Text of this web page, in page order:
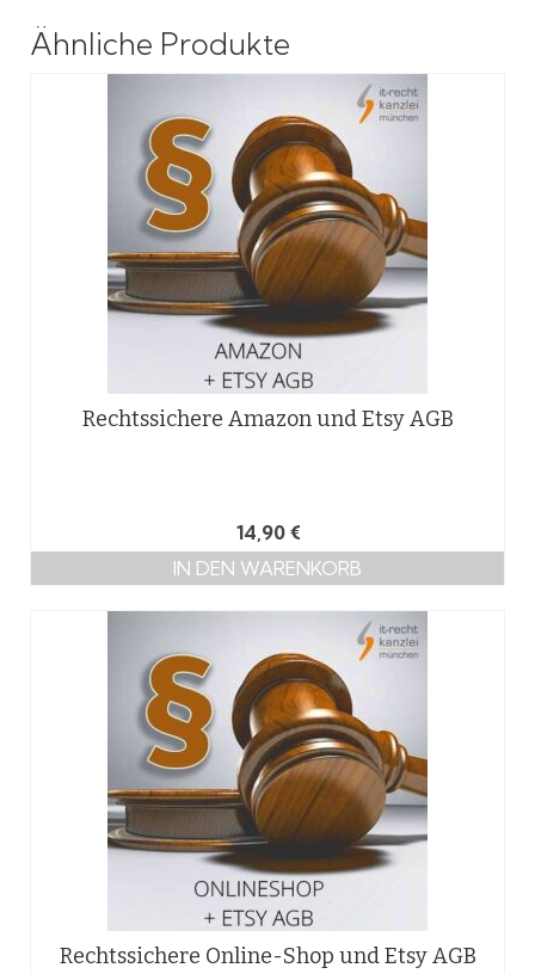
Ähnliche Produkte
Rechtssichere Amazon und Etsy AGB
14,90 €
IN DEN WARENKORB
Rechtssichere Online-Shop und Etsy AGB